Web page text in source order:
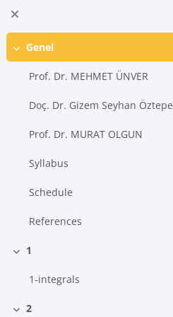
Ana içeriğe git
Daralt
Genel
Prof. Dr. MEHMET ÜNVER
Doç. Dr. Gizem Seyhan Öztepe
Prof. Dr. MURAT OLGUN
Syllabus
Schedule
References
Daralt
1
1-integrals
2